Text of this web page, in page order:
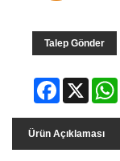
Talep Gönder
Facebook
X
Ürün Açıklaması